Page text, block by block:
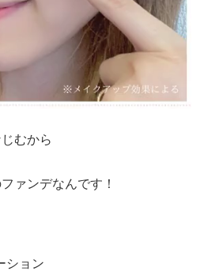
むから
ァンデなんです！
ション